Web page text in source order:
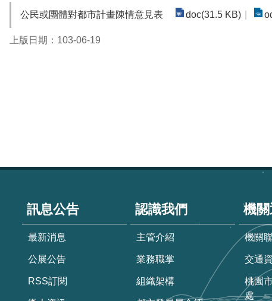
公民或團體對都市計畫陳情意見表 doc(31.5 KB)
上版日期：103-06-19
訊息公告
最新消息
公展公告
RSS訂閱
認識我們
主管介紹
業務職掌
組織架構
機
機關
交通
桃園
處